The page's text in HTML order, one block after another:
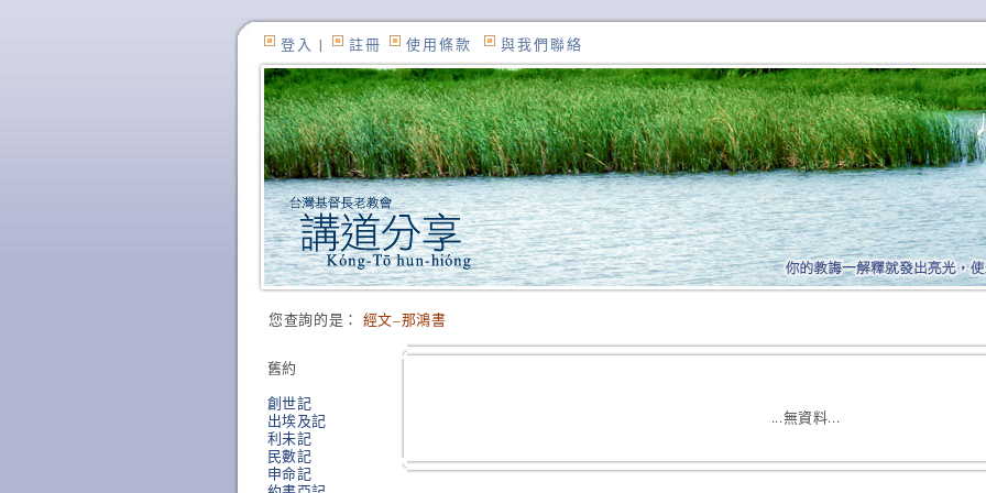
登入 | 註冊 使用條款 與我們聯絡
您查詢的是： 經文–那鴻書
舊約
創世記
出埃及記
利未記
民數記
申命記
...無資料...